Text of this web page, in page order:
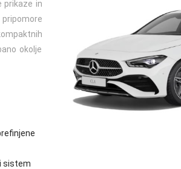
prikaze in
okolje
sistem